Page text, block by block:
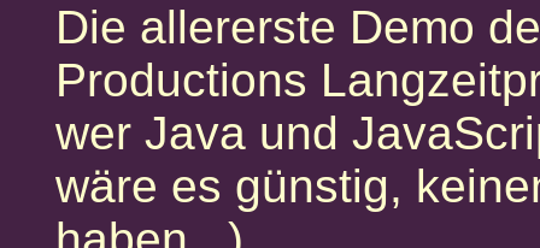
Die allererste Demo
Productions
wer Java und
wäre es günstig,